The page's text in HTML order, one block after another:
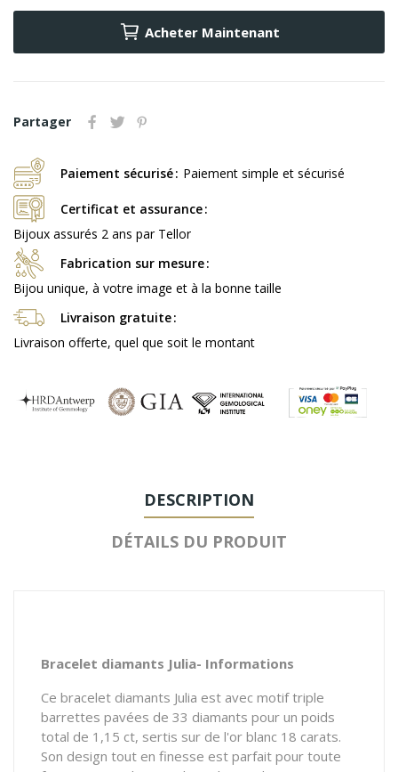
Acheter Maintenant
Partager
Paiement sécurisé Paiement simple et sécurisé
Certificat et assurance
Bijoux assurés 2 ans par Tellor
Fabrication sur mesure
Bijou unique, à votre image et à la bonne taille
Livraison gratuite
Livraison offerte, quel que soit le montant
DESCRIPTION
DÉTAILS DU PRODUIT
Bracelet diamants Julia- Informations
Ce bracelet diamants Julia est avec motif triple
barrettes pavées de 33 diamants pour un poids
total de 1,15 ct, sertis sur de l'or blanc 18 carats.
Son design tout en finesse est parfait pour toute